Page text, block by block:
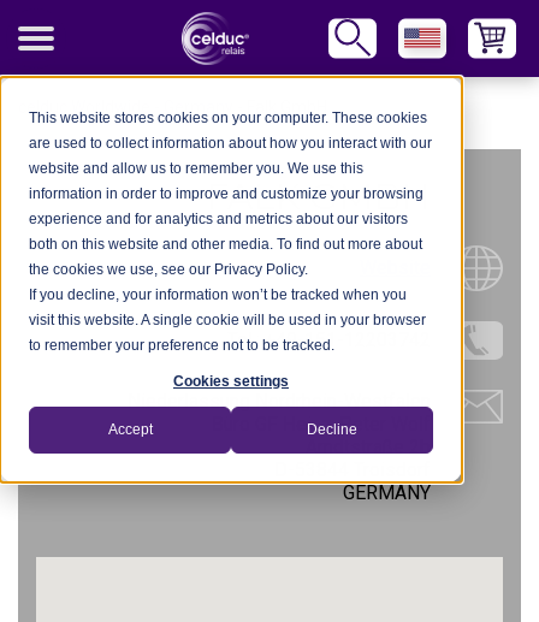
This website stores cookies on your computer. These cookies
are used to collect information about how you interact with our
website and allow us to remember you. We use this
information in order to improve and customize your browsing
experience and for analytics and metrics about our visitors
both on this website and other media. To find out more about
the cookies we use, see our Privacy Policy.
If you decline, your information won’t be tracked when you
visit this website. A single cookie will be used in your browser
to remember your preference not to be tracked.
Cookies settings
Accept Decline
FALK GMBH
Tel.: +49-151-12203742
Niederlassung Nordrhein-Westfalen
Büro GF Heinz-Peter Wolf
Arndtstraße 2b
GERMANY